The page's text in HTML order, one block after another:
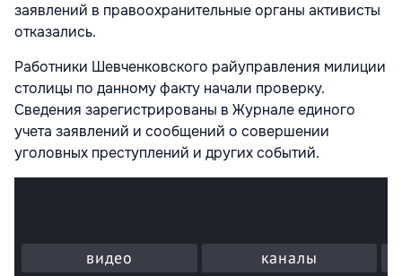
заявлений в правоохранительные органы активисты
отказались.
Работники Шевченковского райуправления милиции
столицы по данному факту начали проверку.
Сведения зарегистрированы в Журнале единого
учета заявлений и сообщений о совершении
уголовных преступлений и других событий.